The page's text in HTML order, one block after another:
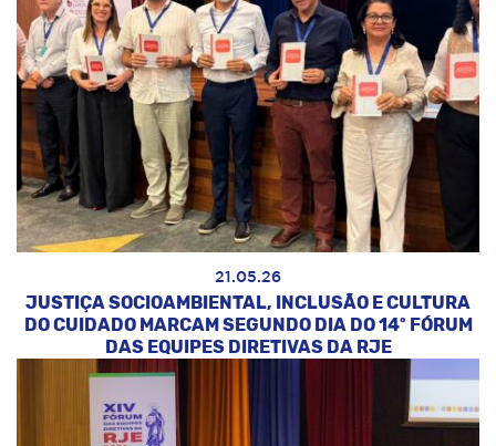
21.05.26
JUSTIÇA SOCIOAMBIENTAL, INCLUSÃO E CULTURA
DO CUIDADO MARCAM SEGUNDO DIA DO 14º FÓRUM
DAS EQUIPES DIRETIVAS DA RJE